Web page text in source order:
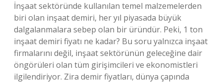
İnşaat sektöründe kullanılan temel malzemelerden
biri olan inşaat demiri, her yıl piyasada büyük
dalgalanmalara sebep olan bir üründür. Peki, 1 ton
inşaat demiri fiyatı ne kadar? Bu soru yalnızca inşaat
firmalarını değil, inşaat sektörünün geleceğine dair
öngörüleri olan tüm girişimcileri ve ekonomistleri
ilgilendiriyor. Zira demir fiyatları, dünya çapında